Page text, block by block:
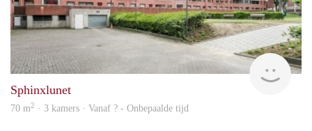
Sphinxlunet
70 m2 · 3 kamers · Vanaf ? - Onbepaalde tijd